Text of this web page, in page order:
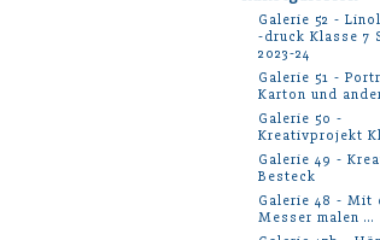
Galerie 52 -
-druck Klasse 7
2023-24
Galerie 51 -
Karton und
Galerie 50 -
Kreativprojekt
Galerie 49 -
Besteck
Galerie 48 - Mit
Messer malen …